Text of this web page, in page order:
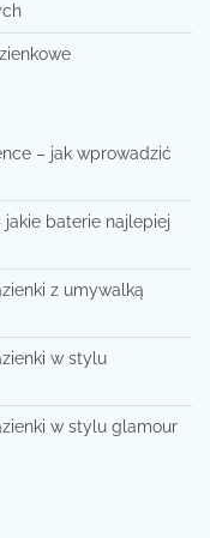
– jak wprowadzić
baterie najlepiej
z umywalką
w stylu
w stylu glamour